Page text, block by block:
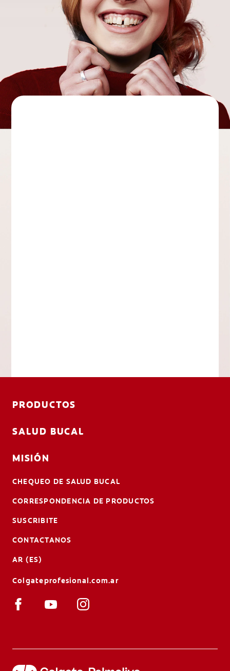
PRODUCTOS
SALUD BUCAL
MISIÓN
CHEQUEO DE SALUD BUCAL
CORRESPONDENCIA DE PRODUCTOS
SUSCRIBITE
CONTACTANOS
AR (ES)
Colgateprofesional.com.ar